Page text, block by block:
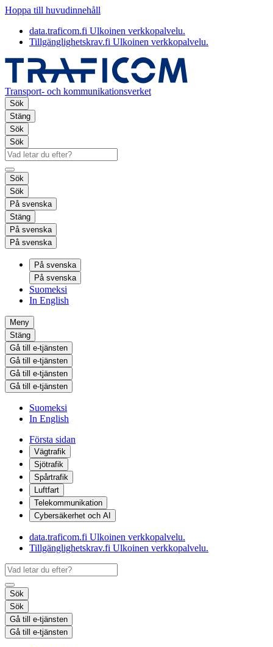
Hoppa till huvudinnehåll
data.traficom.fi Ulkoinen verkkopalvelu.
Tillgänglighetskrav.fi Ulkoinen verkkopalvelu.
Transport- och kommunikationsverket
Sök
Stäng
Sök
Sök
Sök
Sök
På svenska
Stäng
På svenska
På svenska
På svenska
På svenska
Suomeksi
In English
Meny
Stäng
Gå till e-tjänsten
Gå till e-tjänsten
Gå till e-tjänsten
Gå till e-tjänsten
Suomeksi
In English
Första sidan
Vägtrafik
Sjötrafik
Spårtrafik
Luftfart
Telekommunikation
Cybersäkerhet och AI
data.traficom.fi Ulkoinen verkkopalvelu.
Tillgänglighetskrav.fi Ulkoinen verkkopalvelu.
Sök
Sök
Gå till e-tjänsten
Gå till e-tjänsten